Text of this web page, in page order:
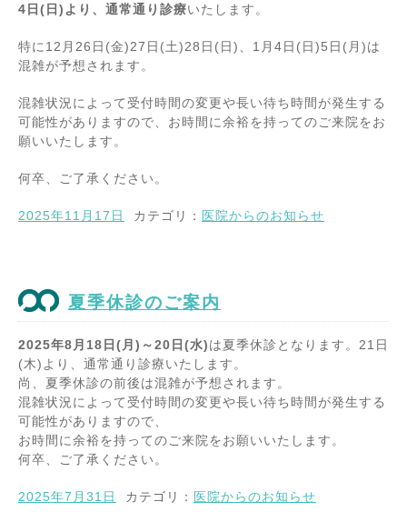
4日(日)より、通常通り診療いたします。
特に12月26日(金)27日(土)28日(日)、1月4日(日)5日(月)は
混雑が予想されます。
混雑状況によって受付時間の変更や長い待ち時間が発生する
可能性がありますので、お時間に余裕を持ってのご来院をお
願いいたします。
何卒、ご了承ください。
2025年11月17日 カテゴリ： 医院からのお知らせ
夏季休診のご案内
2025年8月18日(月)～20日(水)は夏季休診となります。21日
(木)より、通常通り診療いたします。
尚、夏季休診の前後は混雑が予想されます。
混雑状況によって受付時間の変更や長い待ち時間が発生する
可能性がありますので、
お時間に余裕を持ってのご来院をお願いいたします。
何卒、ご了承ください。
2025年7月31日 カテゴリ： 医院からのお知らせ